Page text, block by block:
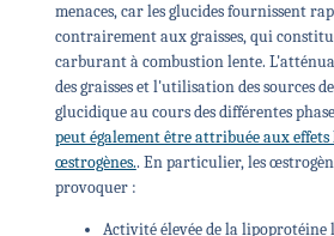
menaces, car les glucides fournissent
contrairement aux graisses, qui
carburant à combustion lente.
des graisses et l'utilisation des sources
glucidique au cours des différentes
peut également être attribuée aux
œstrogènes.. En particulier, les
provoquer :
Activité élevée de la lipoprotéine